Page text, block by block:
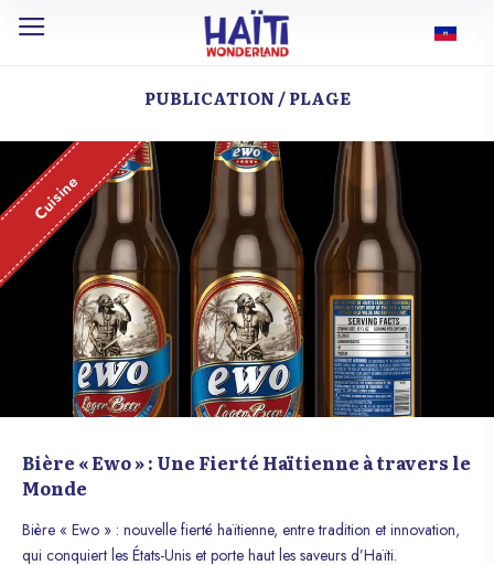
PUBLICATION / PLAGE
Cuisine
Bière « Ewo » : Une Fierté Haïtienne à travers le
Monde
Bière « Ewo » : nouvelle fierté haïtienne, entre tradition et innovation,
qui conquiert les États-Unis et porte haut les saveurs d’Haïti.